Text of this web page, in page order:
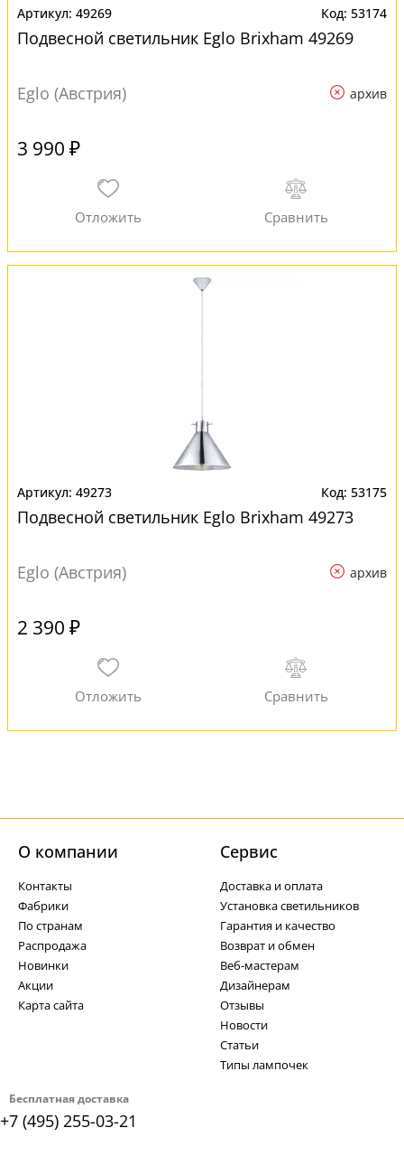
49269 53174
Подвесной светильник Eglo Brixham 49269
Eglo (Австрия) архив
3 990 ₽
49273 53175
Подвесной светильник Eglo Brixham 49273
Eglo (Австрия) архив
2 390 ₽
Бесплатная доставка
+7 (495) 255-03-21
О компании
Контакты
Фабрики
По странам
Распродажа
Новинки
Акции
Карта сайта
Cервис
Доставка и оплата
Установка светильников
Гарантия и качество
Возврат и обмен
Веб-мастерам
Дизайнерам
Отзывы
Новости
Статьи
Типы лампочек